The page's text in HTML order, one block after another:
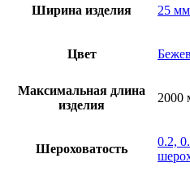
Ширина изделия 25
Цвет
Максимальная длина
изделия
2000
Шероховатость
0.2,